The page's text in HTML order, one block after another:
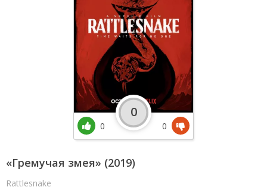
«Гремучая змея» (2019)
Rattlesnake
0
0
0